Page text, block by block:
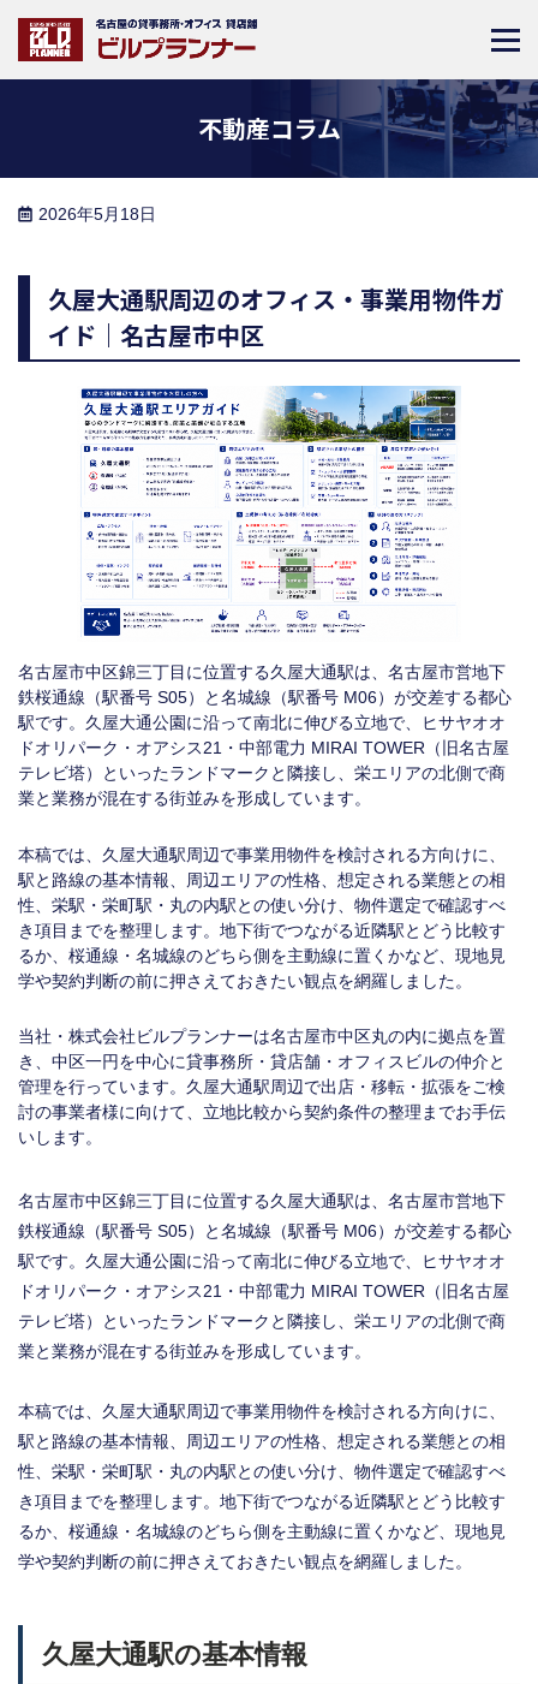
不動産コラム
2026年5月18日
久屋大通駅周辺のオフィス・事業用物件ガ
イド｜名古屋市中区
名古屋市中区錦三丁目に位置する久屋大通駅は、名古屋市営地下
鉄桜通線（駅番号 S05）と名城線（駅番号 M06）が交差する都心
駅です。久屋大通公園に沿って南北に伸びる立地で、ヒサヤオオ
ドオリパーク・オアシス21・中部電力 MIRAI TOWER（旧名古屋
テレビ塔）といったランドマークと隣接し、栄エリアの北側で商
業と業務が混在する街並みを形成しています。
本稿では、久屋大通駅周辺で事業用物件を検討される方向けに、
駅と路線の基本情報、周辺エリアの性格、想定される業態との相
性、栄駅・栄町駅・丸の内駅との使い分け、物件選定で確認すべ
き項目までを整理します。地下街でつながる近隣駅とどう比較す
るか、桜通線・名城線のどちら側を主動線に置くかなど、現地見
学や契約判断の前に押さえておきたい観点を網羅しました。
当社・株式会社ビルプランナーは名古屋市中区丸の内に拠点を置
き、中区一円を中心に貸事務所・貸店舗・オフィスビルの仲介と
管理を行っています。久屋大通駅周辺で出店・移転・拡張をご検
討の事業者様に向けて、立地比較から契約条件の整理までお手伝
いします。
名古屋市中区錦三丁目に位置する久屋大通駅は、名古屋市営地下
鉄桜通線（駅番号 S05）と名城線（駅番号 M06）が交差する都心
駅です。久屋大通公園に沿って南北に伸びる立地で、ヒサヤオオ
ドオリパーク・オアシス21・中部電力 MIRAI TOWER（旧名古屋
テレビ塔）といったランドマークと隣接し、栄エリアの北側で商
業と業務が混在する街並みを形成しています。
本稿では、久屋大通駅周辺で事業用物件を検討される方向けに、
駅と路線の基本情報、周辺エリアの性格、想定される業態との相
性、栄駅・栄町駅・丸の内駅との使い分け、物件選定で確認すべ
き項目までを整理します。地下街でつながる近隣駅とどう比較す
るか、桜通線・名城線のどちら側を主動線に置くかなど、現地見
学や契約判断の前に押さえておきたい観点を網羅しました。
久屋大通駅の基本情報